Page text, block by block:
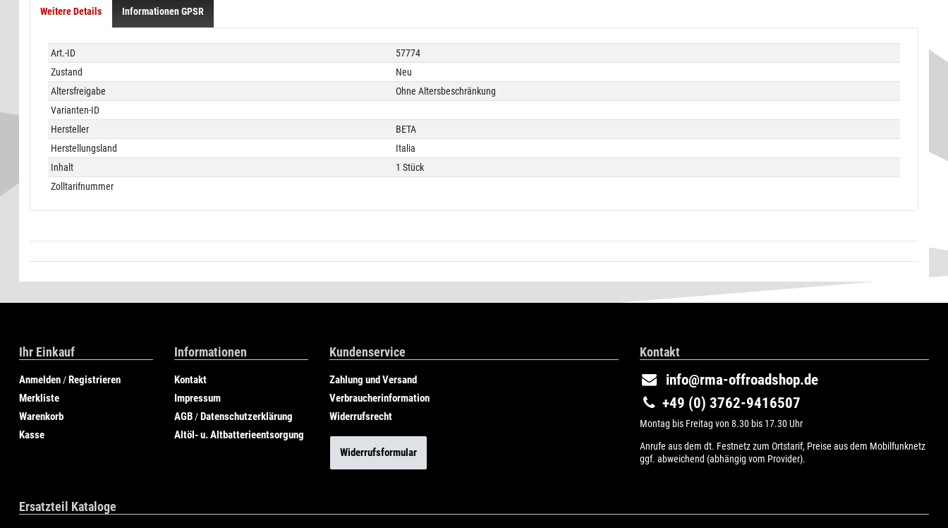
Weitere Details Informationen GPSR
Technisches
Merkmal
Wert
Art.-ID
57774
Zustand
Neu
Altersfreigabe
Ohne Altersbeschränkung
Varianten-ID
Hersteller
BETA
Herstellungsland
Italia
Inhalt
1 Stück
Zolltarifnummer
Ihr Einkauf
Anmelden /Registrieren
Merkliste
Warenkorb
Kasse
Informationen
Kontakt
Impressum
AGB /Datenschutzerklärung
Altöl- u. Altbatterieentsorgung
Kundenservice
Zahlung und Versand
Verbraucherinformation
Widerrufsrecht
Widerrufsformular
Kontakt
info@rma-offroadshop.de
+49 (0) 3762-9416507
Montag bis Freitag von 8.30 bis 17.30 Uhr
Anrufe aus dem dt. Festnetz zum Ortstarif, Preise aus dem Mobilfunknetz
ggf. abweichend (abhängig vom Provider).
Ersatzteil Kataloge